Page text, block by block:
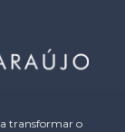
transformar o